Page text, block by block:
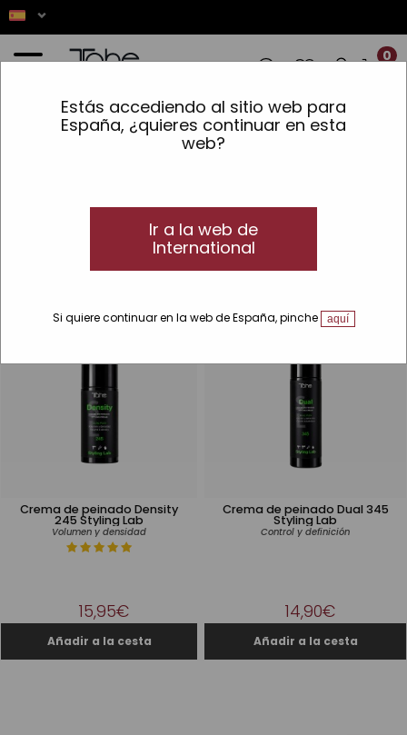
Estás accediendo al sitio web para
España, ¿quieres continuar en esta
web?
Ir a la web de
International
Si quiere continuar en la web de España, pinche aquí
0
✨ LOS PEDIDOS REALIZADOS
»Cremas de Peinado y Pomadas
Cremas de peinado y pomadas para el
Descubre las mejores cremas de peinado y pomadas capilares
para definir tu cabello. ¡Cambia de look fácilmente!
Crema de peinado Density
245 Styling Lab
Volumen y densidad
15,95€
Crema de peinado Dual 345
Styling Lab
Control y definición
14,90€